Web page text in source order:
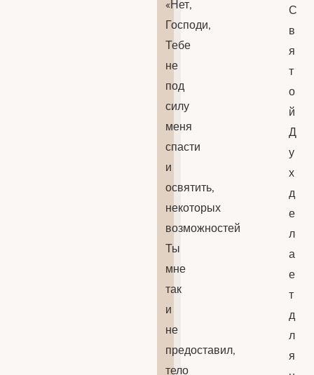
«Нет,
Господи,
Тебе
не
под
силу
меня
спасти
и
освятить,
некоторых
возможностей
Ты
мне
так
и
не
предоставил,
тело
С
в
я
т
о
й
Д
у
х
д
е
л
а
е
т
д
л
я